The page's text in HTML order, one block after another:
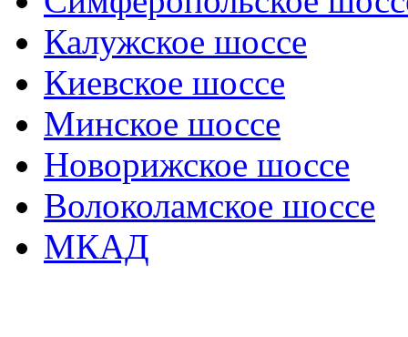
Калужское шоссе
Киевское шоссе
Минское шоссе
Новорижское шоссе
Волоколамское шоссе
МКАД